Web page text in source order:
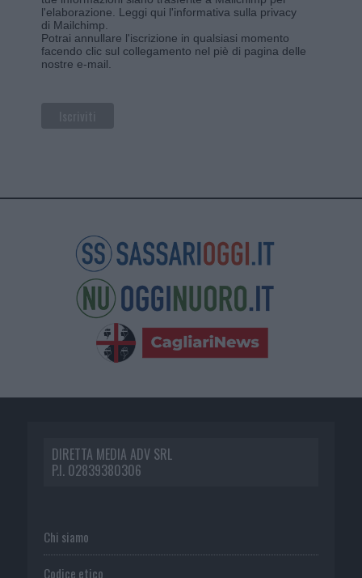
l'elaborazione. Leggi qui l'informativa sulla privacy
di Mailchimp
Potrai annullare l'iscrizione in qualsiasi momento
facendo clic sul collegamento nel piè di pagina delle
nostre e-mail.
DIRETTA MEDIA ADV SRL
P.I. 02839380306
Chi siamo
Codice etico